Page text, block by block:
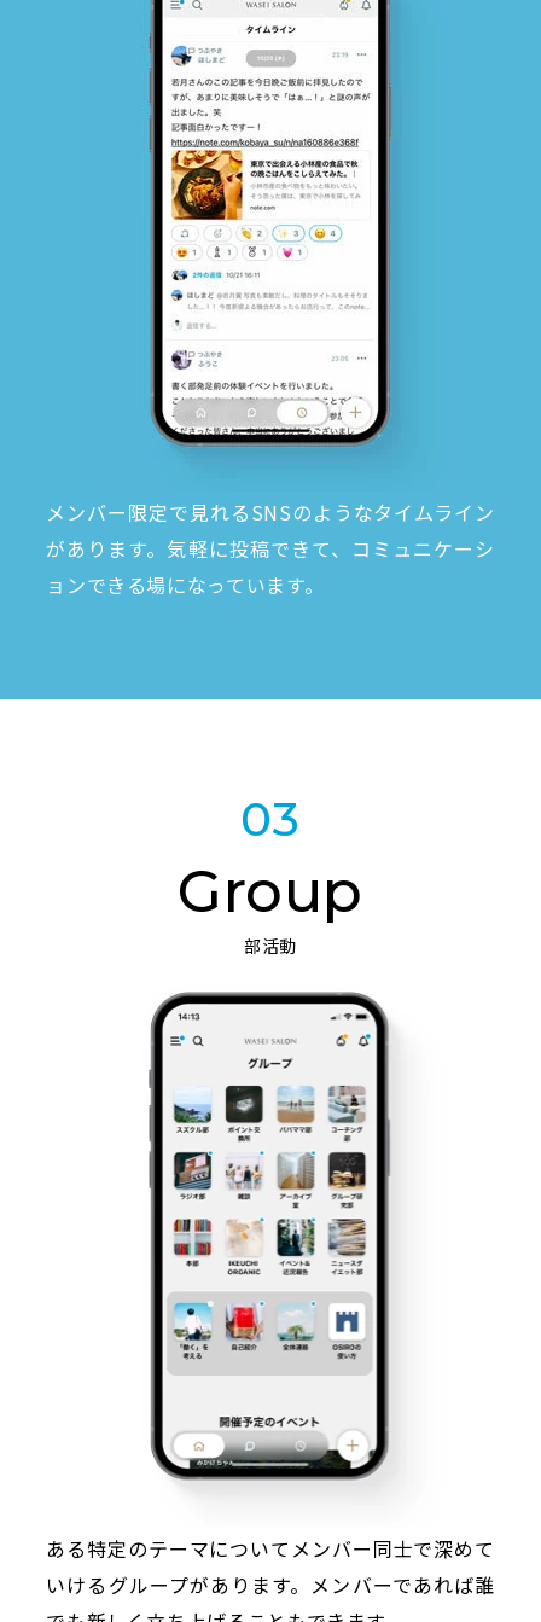
メンバー限定で見れるSNSのようなタイムライン
があります。気軽に投稿できて、コミュニケーシ
ョンできる場になっています。
03
Group
部活動
ある特定のテーマについてメンバー同士で深めて
いけるグループがあります。メンバーであれば誰